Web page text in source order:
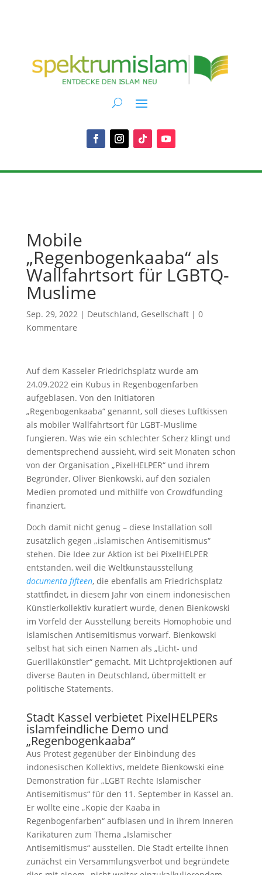
Mobile
„Regenbogenkaaba“ als
Wallfahrtsort für LGBTQ-
Muslime
Sep. 29, 2022| Deutschland, Gesellschaft| 0
Kommentare
Auf dem Kasseler Friedrichsplatz wurde am
24.09.2022 ein Kubus in Regenbogenfarben
aufgeblasen. Von den Initiatoren
„Regenbogenkaaba“ genannt, soll dieses Luftkissen
als mobiler Wallfahrtsort für LGBT-Muslime
fungieren. Was wie ein schlechter Scherz klingt und
dementsprechend aussieht, wird seit Monaten schon
von der Organisation „PixelHELPER“ und ihrem
Begründer, Oliver Bienkowski, auf den sozialen
Medien promoted und mithilfe von Crowdfunding
finanziert.
Doch damit nicht genug – diese Installation soll
zusätzlich gegen „islamischen Antisemitismus“
stehen. Die Idee zur Aktion ist bei PixelHELPER
entstanden, weil die Weltkunstausstellung
documenta fifteen, die ebenfalls am Friedrichsplatz
stattfindet, in diesem Jahr von einem indonesischen
Künstlerkollektiv kuratiert wurde, denen Bienkowski
im Vorfeld der Ausstellung bereits Homophobie und
islamischen Antisemitismus vorwarf. Bienkowski
selbst hat sich einen Namen als „Licht- und
Guerillakünstler“ gemacht. Mit Lichtprojektionen auf
diverse Bauten in Deutschland, übermittelt er
politische Statements.
Stadt Kassel verbietet PixelHELPERs
islamfeindliche Demo und
„Regenbogenkaaba“
Aus Protest gegenüber der Einbindung des
indonesischen Kollektivs, meldete Bienkowski eine
Demonstration für „LGBT Rechte Islamischer
Antisemitismus“ für den 11. September in Kassel an.
Er wollte eine „Kopie der Kaaba in
Regenbogenfarben“ aufblasen und in ihrem Inneren
Karikaturen zum Thema „Islamischer
Antisemitismus“ ausstellen. Die Stadt erteilte ihnen
zunächst ein Versammlungsverbot und begründete